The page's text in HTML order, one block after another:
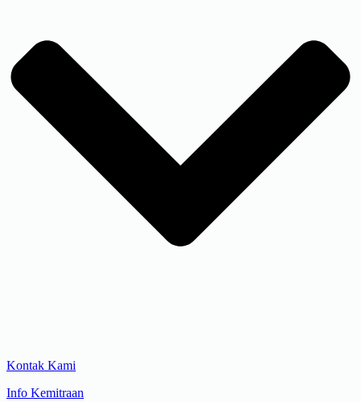
Kontak Kami
Info Kemitraan